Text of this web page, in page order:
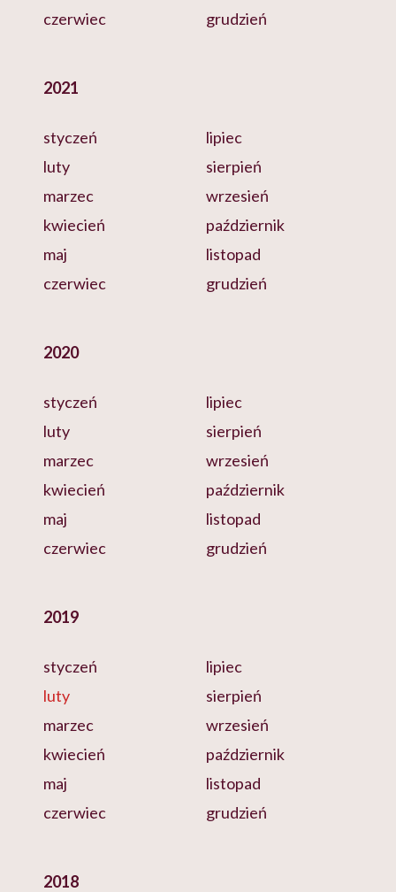
czerwiec
grudzień
2021
styczeń
luty
marzec
kwiecień
maj
czerwiec
lipiec
sierpień
wrzesień
październik
listopad
grudzień
2020
styczeń
luty
marzec
kwiecień
maj
czerwiec
lipiec
sierpień
wrzesień
październik
listopad
grudzień
2019
styczeń
luty
marzec
kwiecień
maj
czerwiec
lipiec
sierpień
wrzesień
październik
listopad
grudzień
2018